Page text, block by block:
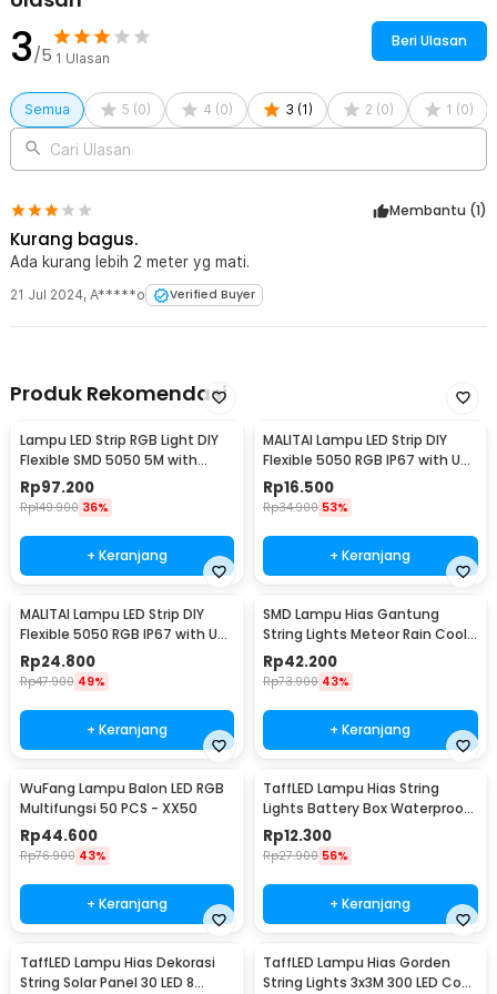
Rincian yang Anda dapatkan untuk pembelian produk ini:
LED 12M - LISM-10
1 x Set Tiang Pasak
3/5 1 Ulasan
Beri Ulasan
Semua 5 (0) 4 (0) 3 (1 ) 2 (0) 1 (0)
Cari Ulasan
Membantu (1)
Kurang bagus.
Ada kurang lebih 2 meter yg mati.
21 Jul 2024, A*****o Verified Buyer
Produk Rekomendasi
Lampu LED Strip RGB Light DIY
Flexible SMD 5050 5M with
Remote
Rp97.200
Rp149.900 36%
+ Keranjang
MALITAI Lampu LED Strip DIY
Flexible 5050 RGB IP67 with USB
Controller 1M - SMD2835
Rp16.500
Rp34.900 53%
+ Keranjang
MALITAI Lampu LED Strip DIY
Flexible 5050 RGB IP67 with USB
Controller 2M - SMD2835
Rp24.800
Rp47.900 49%
+ Keranjang
SMD Lampu Hias Gantung
String Lights Meteor Rain Cool
White 30cm 8 PCS
Rp42.200
Rp73.900 43%
+ Keranjang
WuFang Lampu Balon LED RGB
Multifungsi 50 PCS - XX50
Rp44.600
Rp76.900 43%
+ Keranjang
TaffLED Lampu Hias String
Lights Battery Box Waterproof
50 LED 5M - G5
Rp12.300
Rp27.900 56%
+ Keranjang
TaffLED Lampu Hias Dekorasi
String Solar Panel 30 LED 8
TaffLED Lampu Hias Gorden
String Lights 3x3M 300 LED Cool